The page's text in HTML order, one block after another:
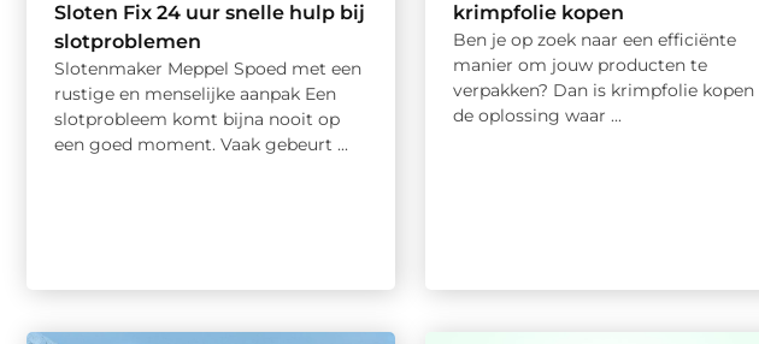
Sloten Fix 24 uur snelle hulp bij
slotproblemen
Slotenmaker Meppel Spoed met een
rustige en menselijke aanpak Een
slotprobleem komt bijna nooit op
een goed moment. Vaak gebeurt ...
krimpfolie kopen
Ben je op zoek naar een efficiënte
manier om jouw producten te
verpakken? Dan is krimpfolie kopen
de oplossing waar ...